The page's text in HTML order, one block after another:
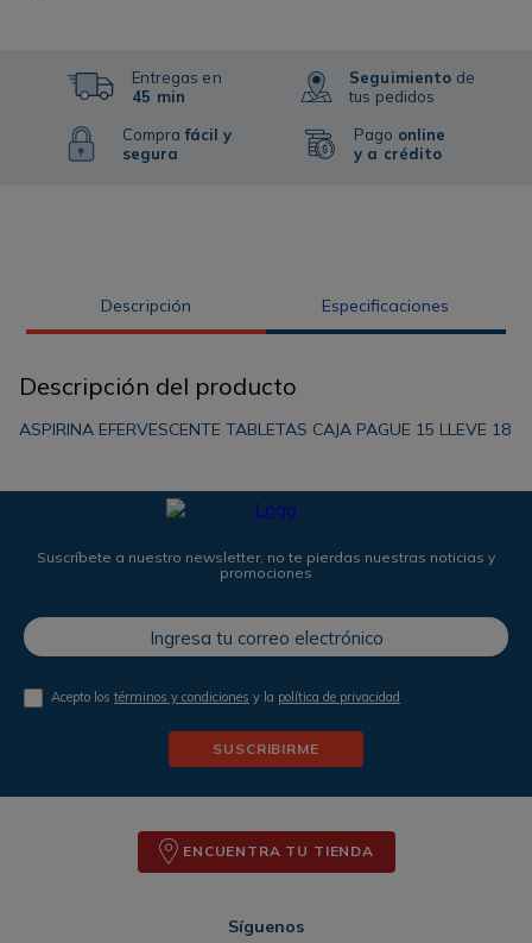
Entregas en
45 min
Comprafácil y
segura
Seguimiento de
tus pedidos
Pago online
y a crédito
Descripción Especificaciones
Descripción del producto
ASPIRINA EFERVESCENTE TABLETAS CAJA PAGUE 15 LLEVE 18
Suscríbete a nuestro newsletter, no te pierdas nuestras noticias y
promociones
Acepto lostérminos y condiciones y la política de privacidad
SUSCRIBIRME
ENCUENTRA TU TIENDA
Síguenos